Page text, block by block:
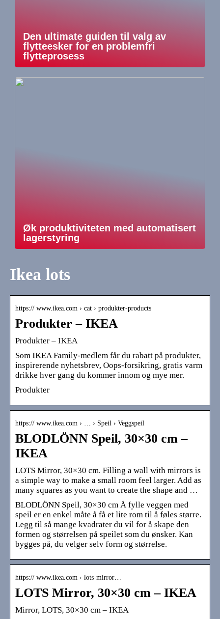
Den ultimate guiden til valg av
flytteesker for en problemfri
flytteprosess
Øk produktiviteten med automatisert
lagerstyring
Ikea lots
https:// www.ikea.com › cat › produkter-products
Produkter – IKEA
Produkter – IKEA
Som IKEA Family-medlem får du rabatt på produkter,
inspirerende nyhetsbrev, Oops-forsikring, gratis varm
drikke hver gang du kommer innom og mye mer.
Produkter
https:// www.ikea.com › … › Speil › Veggspeil
BLODLÖNN Speil, 30×30 cm –
IKEA
LOTS Mirror, 30×30 cm. Filling a wall with mirrors is
a simple way to make a small room feel larger. Add as
many squares as you want to create the shape and …
BLODLÖNN Speil, 30×30 cm Å fylle veggen med
speil er en enkel måte å få et lite rom til å føles større.
Legg til så mange kvadrater du vil for å skape den
formen og størrelsen på speilet som du ønsker. Kan
bygges på, du velger selv form og størrelse.
https:// www.ikea.com › lots-mirror…
LOTS Mirror, 30×30 cm – IKEA
Mirror, LOTS, 30×30 cm – IKEA